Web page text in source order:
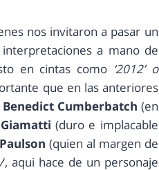
nos invitaron a pasar un
a mano de
en cintas como ‘2012’ o
que en las anteriores
Benedict Cumberbatch (en
(duro e implacable
(quien al margen de
‘, aqui hace de un personaje